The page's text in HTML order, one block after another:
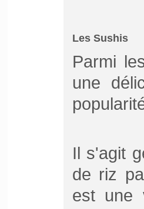
Les Sushis
Parmi
une
Il s'agit
de riz
est une